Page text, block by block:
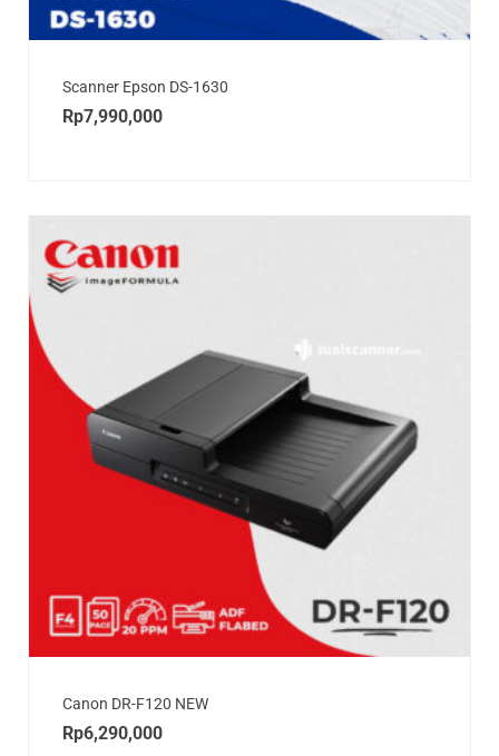
Scanner Epson DS-1630
Rp7,990,000
Canon DR-F120 NEW
Rp6,290,000